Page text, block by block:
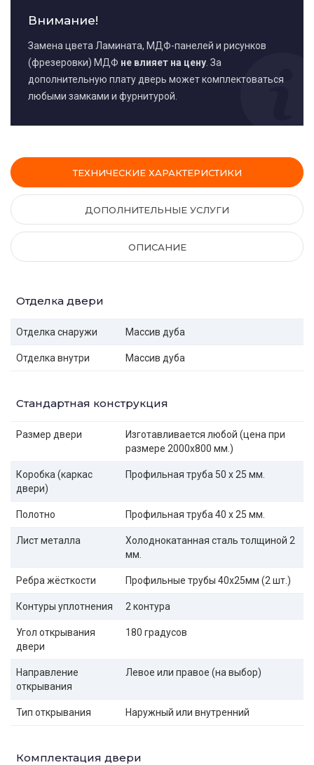
Внимание!
Замена цвета Ламината, МДФ-панелей и рисунков
(фрезеровки) МДФ не влияет на цену . За
дополнительную плату дверь может комплектоваться
любыми замками и фурнитурой.
ТЕХНИЧЕСКИЕ ХАРАКТЕРИСТИКИ
ДОПОЛНИТЕЛЬНЫЕ УСЛУГИ
ОПИСАНИЕ
Отделка двери
Отделка снаружи Массив дуба
Отделка внутри Массив дуба
Стандартная конструкция
Размер двери
Изготавливается любой (цена при
размере 2000x800 мм.)
Коробка (каркас
двери)
Профильная труба 50 х 25 мм.
Полотно Профильная труба 40 х 25 мм.
Лист металла
Холоднокатанная сталь толщиной 2
мм.
Ребра жёсткости Профильные трубы 40х25мм (2 шт.)
Контуры уплотнения 2 контура
Угол открывания
двери
180 градусов
Направление
открывания
Левое или правое (на выбор)
Тип открывания Наружный или внутренний
Комплектация двери